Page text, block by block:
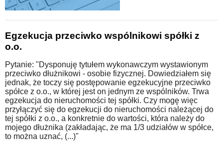
Egzekucja przeciwko wspólnikowi spółki z
o.o.
Pytanie: "Dysponuję tytułem wykonawczym wystawionym
przeciwko dłużnikowi - osobie fizycznej. Dowiedziałem się
jednak, że toczy się postępowanie egzekucyjne przeciwko
spółce z o.o., w której jest on jednym ze wspólników. Trwa
egzekucja do nieruchomości tej spółki. Czy mogę więc
przyłączyć się do egzekucji do nieruchomości należącej do
tej spółki z o.o., a konkretnie do wartości, która należy do
mojego dłużnika (zakładając, że ma 1/3 udziałów w spółce,
to można uznać, (...)"